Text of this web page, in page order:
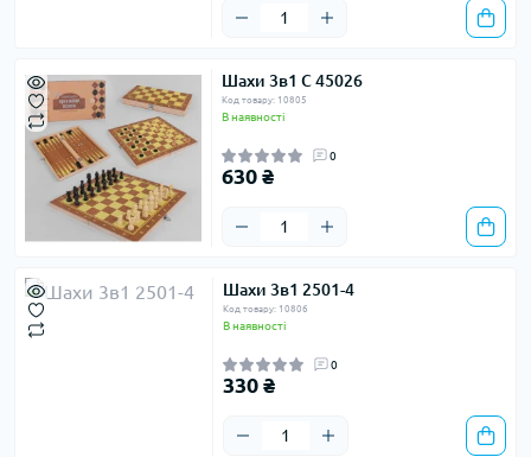
Шахи 3в1 C 45026
Код товару: 10805
В наявності
0
630 ₴
Шахи 3в1 2501-4
Код товару: 10806
В наявності
0
330 ₴